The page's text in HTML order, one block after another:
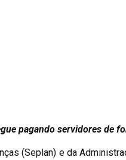
pagando servidores de
(Seplan) e da